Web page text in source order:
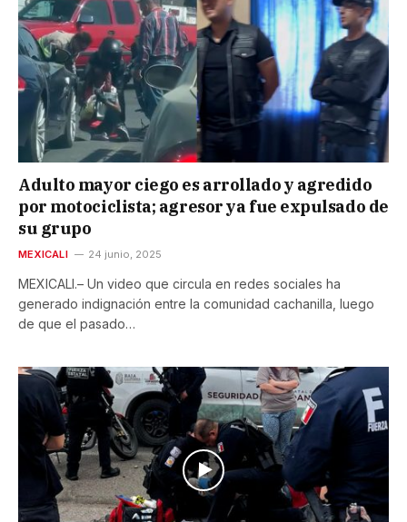
Adulto mayor ciego es arrollado y agredido
por motociclista; agresor ya fue expulsado de
su grupo
MEXICALI 24 junio, 2025
MEXICALI.– Un video que circula en redes sociales ha
generado indignación entre la comunidad cachanilla, luego
de que el pasado…